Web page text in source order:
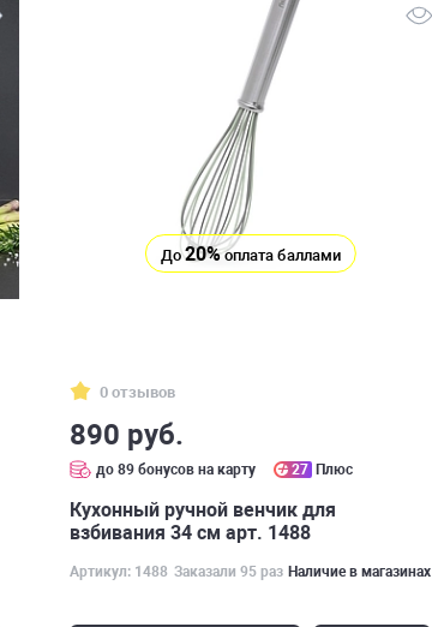
До20%оплата баллами
0 отзывов
890 руб.
до 89 бонусов на карту 27 Плюс
Кухонный ручной венчик для
взбивания 34 см арт. 1488
Артикул: 1488 Заказали 95 раз Наличие в магазинах